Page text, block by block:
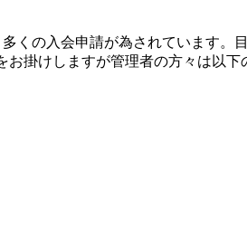
くの入会申請が為されています。
掛けしますが管理者の方々は以下